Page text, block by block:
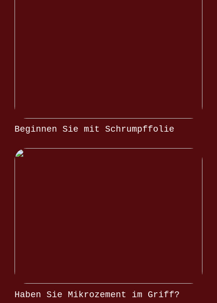
Beginnen Sie mit Schrumpffolie
Haben Sie Mikrozement im Griff?